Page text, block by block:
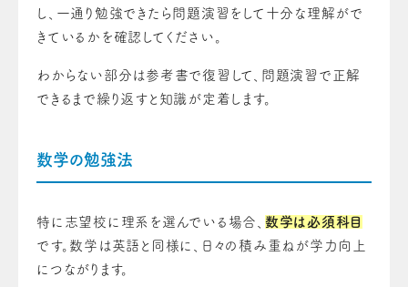
し、一通り勉強できたら問題演習をして十分な理解がで
きているかを確認してください。
わからない部分は参考書で復習して、問題演習で正解
できるまで繰り返すと知識が定着します。
数学の勉強法
特に志望校に理系を選んでいる場合、 数学は必須科目
です。数学は英語と同様に、日々の積み重ねが学力向上
につながります。